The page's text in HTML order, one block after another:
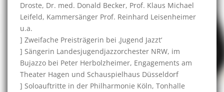
Droste, Dr. med. Donald Becker, Prof. Klaus Michael
Leifeld, Kammersänger Prof. Reinhard Leisenheimer
u.a.
] Zweifache Preisträgerin bei ‚Jugend Jazzt‘
] Sängerin Landesjugendjazzorchester NRW, im
Bujazzo bei Peter Herbolzheimer, Engagements am
Theater Hagen und Schauspielhaus Düsseldorf
] Soloauftritte in der Philharmonie Köln, Tonhalle